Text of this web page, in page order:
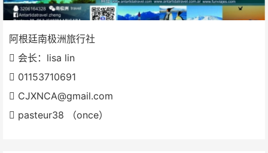
阿根廷南极洲旅行社
会长：lisa lin
01153710691
CJXNCA@gmail.com
pasteur38 （once）